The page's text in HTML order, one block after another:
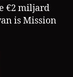
€2 miljard
is Mission